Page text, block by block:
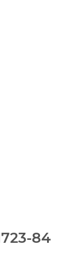
84